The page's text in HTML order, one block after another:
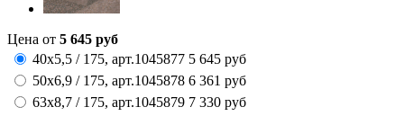
Цена от 5 645 руб
40x5,5 / 175, арт.1045877 5 645 руб
50x6,9 / 175, арт.1045878 6 361 руб
63x8,7 / 175, арт.1045879 7 330 руб